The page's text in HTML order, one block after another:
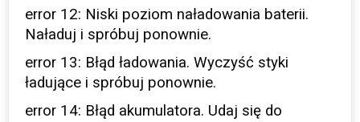
error 12: Niski poziom naładowania baterii.
Naładuj i spróbuj ponownie.
error 13: Błąd ładowania. Wyczyść styki
ładujące i spróbuj ponownie.
error 14: Błąd akumulatora. Udaj się do